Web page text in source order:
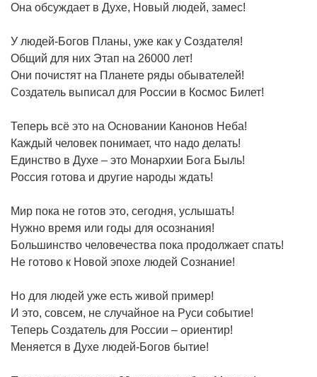
Она обсуждает в Духе, Новый людей, замес!
У людей-Богов Планы, уже как у Создателя!
Общий для них Этап на 26000 лет!
Они почистят на Планете ряды обывателей!
Создатель выписал для России в Космос Билет!
Теперь всё это на Основании Канонов Неба!
Каждый человек понимает, что надо делать!
Единство в Духе – это Монархии Бога Быль!
Россия готова и другие народы ждать!
Мир пока не готов это, сегодня, услышать!
Нужно время или годы для осознания!
Большинство человечества пока продолжает спать!
Не готово к Новой эпохе людей Сознание!
Но для людей уже есть живой пример!
И это, совсем, не случайное на Руси событие!
Теперь Создатель для России – ориентир!
Меняется в Духе людей-Богов бытие!